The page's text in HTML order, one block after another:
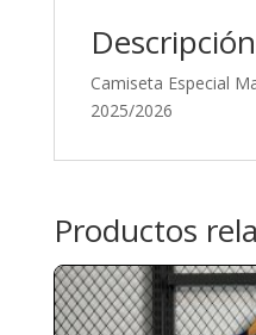
Descripción
Camiseta Especial
2025/2026
Productos